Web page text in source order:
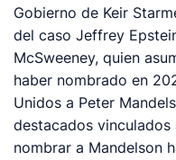
Gobierno de Keir
del caso Jeffrey
McSweeney, quien
haber nombrado en
Unidos a Peter
destacados
nombrar a Mandelson